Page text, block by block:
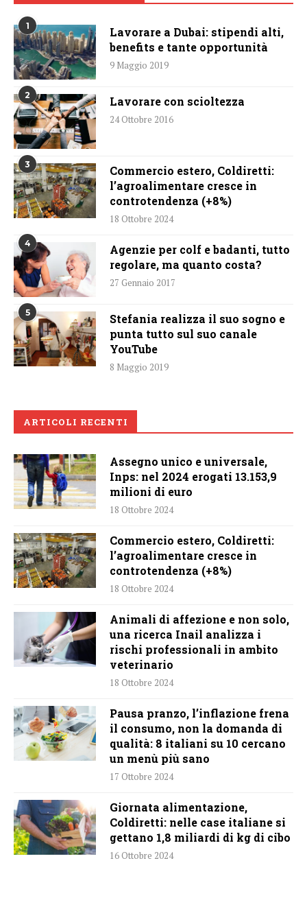
1
Lavorare a Dubai: stipendi alti,
benefits e tante opportunità
9 Maggio 2019
2 Lavorare con scioltezza
24 Ottobre 2016
3
Commercio estero, Coldiretti:
l’agroalimentare cresce in
controtendenza (+8%)
18 Ottobre 2024
4
Agenzie per colf e badanti, tutto
regolare, ma quanto costa?
27 Gennaio 2017
5
Stefania realizza il suo sogno e
punta tutto sul suo canale
YouTube
8 Maggio 2019
ARTICOLI RECENTI
Assegno unico e universale,
Inps: nel 2024 erogati 13.153,9
milioni di euro
18 Ottobre 2024
Commercio estero, Coldiretti:
l’agroalimentare cresce in
controtendenza (+8%)
18 Ottobre 2024
Animali di affezione e non solo,
una ricerca Inail analizza i
rischi professionali in ambito
veterinario
18 Ottobre 2024
Pausa pranzo, l’inflazione frena
il consumo, non la domanda di
qualità: 8 italiani su 10 cercano
un menù più sano
17 Ottobre 2024
Giornata alimentazione,
Coldiretti: nelle case italiane si
gettano 1,8 miliardi di kg di cibo
16 Ottobre 2024